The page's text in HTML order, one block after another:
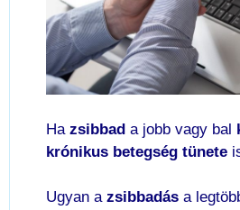
Ha zsibbad a jobb vagy bal
krónikus betegség tünete
Ugyan azsibbadás a